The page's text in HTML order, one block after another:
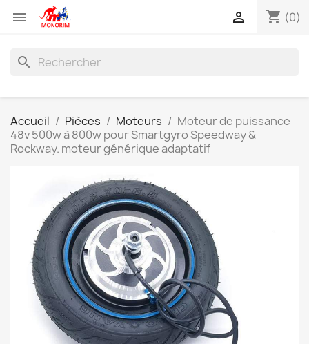
 shopping_cart (0)

search
Accueil Pièces Moteurs
Moteur de puissance
48v 500w à 800w pour Smartgyro Speedway &
Rockway. moteur générique adaptatif